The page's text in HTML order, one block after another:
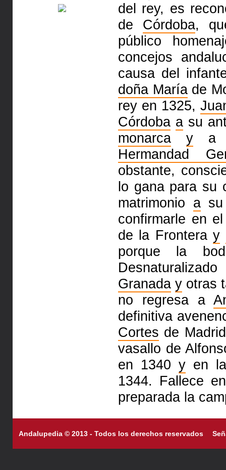
del rey, es
de Córdoba,
público
concejos
causa del
doña Maríade
rey en 1325,
Córdoba a su
monarca
y a
Hermandad
obstante,
lo gana para su
matrimonio asu
confirmarle en
de la Frontera y
porque la
Granada y otras
no regresa a
definitiva
Cortes de
vasallo de
en 1340 y en
1344. Fallece
preparada la
Andalupedia © 2013 - Todos los derechos reservados